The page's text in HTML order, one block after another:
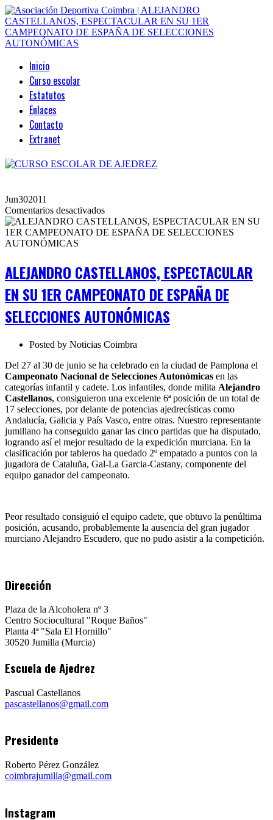
Inicio
Curso escolar
Estatutos
Enlaces
Contacto
Extranet
Jun302011
Comentarios desactivadosen
ALEJANDRO
CASTELLANOS,
1ER
DE
ESPAÑA
DE
AUTONÓMICAS
ALEJANDRO CASTELLANOS, ESPECTACULAR
EN SU 1ER CAMPEONATO DE ESPAÑA DE
SELECCIONES AUTONÓMICAS
Posted by Noticias Coimbra
Del 27 al 30 de junio se ha celebrado en la ciudad de Pamplona el
Campeonato Nacional de Selecciones Autonómicas en las
categorías infantil y cadete. Los infantiles, donde milita Alejandro
Castellanos, consiguieron una excelente 6ª posición de un total de
17 selecciones, por delante de potencias ajedrecísticas como
Andalucía, Galicia y País Vasco, entre otras. Nuestro representante
jumillano ha conseguido ganar las cinco partidas que ha disputado,
logrando así el mejor resultado de la expedición murciana. En la
clasificación por tableros ha quedado 2º empatado a puntos con la
jugadora de Cataluña, Gal-La Garcia-Castany, componente del
equipo ganador del campeonato.
Peor resultado consiguió el equipo cadete, que obtuvo la penúltima
posición, acusando, probablemente la ausencia del gran jugador
murciano Alejandro Escudero, que no pudo asistir a la competición.
Dirección
Plaza de la Alcoholera nº 3
Centro Sociocultural "Roque Baños"
Planta 4ª "Sala El Hornillo"
30520 Jumilla (Murcia)
Escuela de Ajedrez
Pascual Castellanos
pascastellanos@gmail.com
Presidente
Roberto Pérez González
coimbrajumilla@gmail.com
Instagram